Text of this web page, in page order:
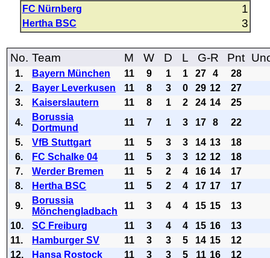
FC Nürnberg 1
Hertha BSC 3
No. Team M W D L G-R Pnt
1. Bayern München 11 9 1 1 27 4 28
2.
Bayer Leverkusen 11 8 3 0 29 12 27
3.
Kaiserslautern 11 8 1 2 24 14
25
4.
Borussia
Dortmund
11 7 1 3 17 8
22
5.
VfB Stuttgart 11 5 3 3 14 13
18
6.
FC Schalke 04 11 5 3 3 12 12
18
7.
Werder Bremen 11 5 2 4 16 14
17
8.
Hertha BSC 11 5 2 4 17 17
17
9.
Borussia
Mönchengladbach
11 3 4 4 15 15
13
10.
SC Freiburg 11 3 4 4 15 16
13
11.
Hamburger SV 11 3 3 5 14 15
12
12.
Hansa Rostock 11 3 3 5 11 16
12